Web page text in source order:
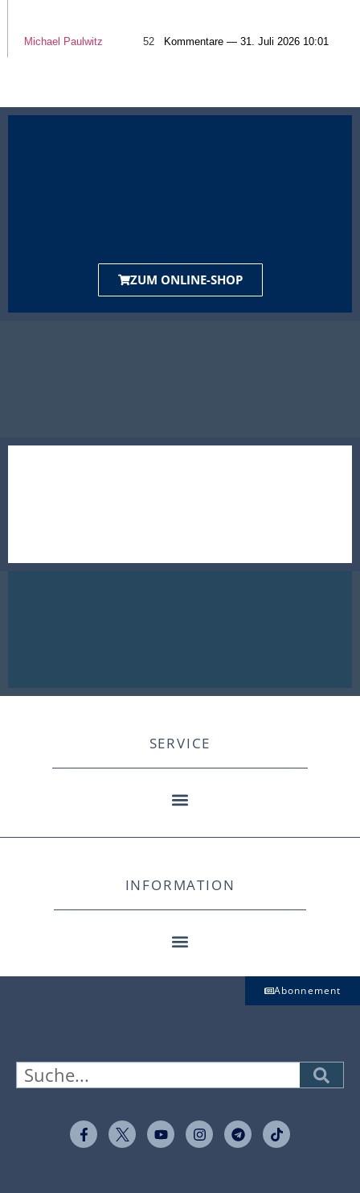
Michael Paulwitz 52 Kommentare — 31. Juli 2026 10:01
ZUM ONLINE-SHOP
SERVICE
INFORMATION
Abonnement